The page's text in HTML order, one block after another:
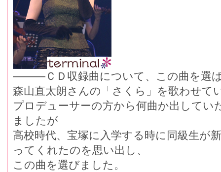
―――ＣＤ収録曲について、この曲を選
森山直太朗さんの「さくら」を歌わせて
プロデューサーの方から何曲か出してい
ましたが
高校時代、宝塚に入学する時に同級生が
ってくれたのを思い出し、
この曲を選びました。